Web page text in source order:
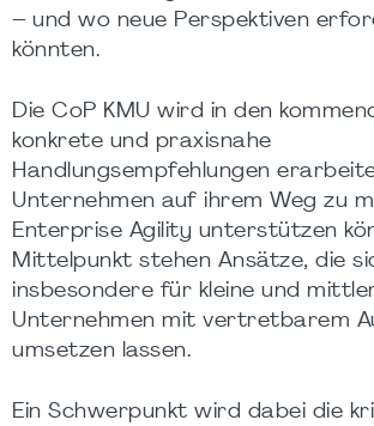
– und wo neue Perspektiven
könnten.
Die CoP KMU wird in den
konkrete und praxisnahe
Handlungsempfehlungen
Unternehmen auf ihrem Weg zu
Enterprise Agility unterstützen
Mittelpunkt stehen Ansätze, die
insbesondere für kleine und
Unternehmen mit vertretbarem
umsetzen lassen.
Ein Schwerpunkt wird dabei die